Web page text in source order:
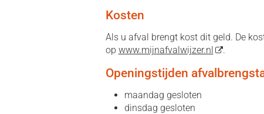
Kosten
Als u afval brengt kost dit geld. De
op www.mijnafvalwijzer.nl .
Openingstijden
maandag gesloten
dinsdag gesloten